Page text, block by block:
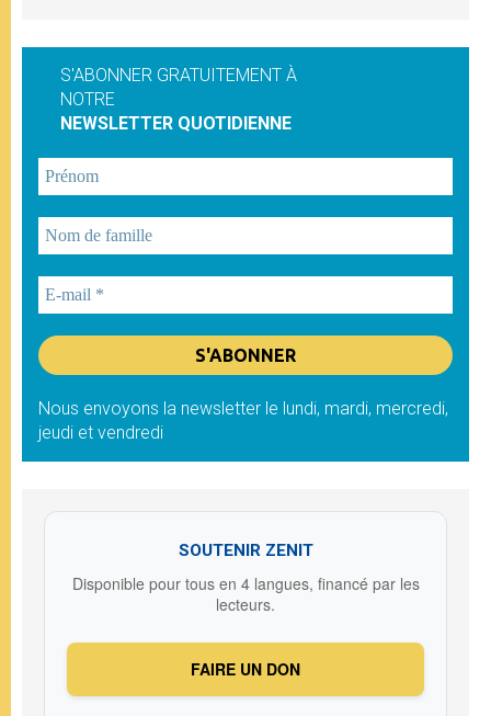
S'ABONNER GRATUITEMENT À
NOTRE
NEWSLETTER QUOTIDIENNE
Nous envoyons la newsletter le lundi, mardi, mercredi,
jeudi et vendredi
SOUTENIR ZENIT
Disponible pour tous en 4 langues, financé par les
lecteurs.
FAIRE UN DON